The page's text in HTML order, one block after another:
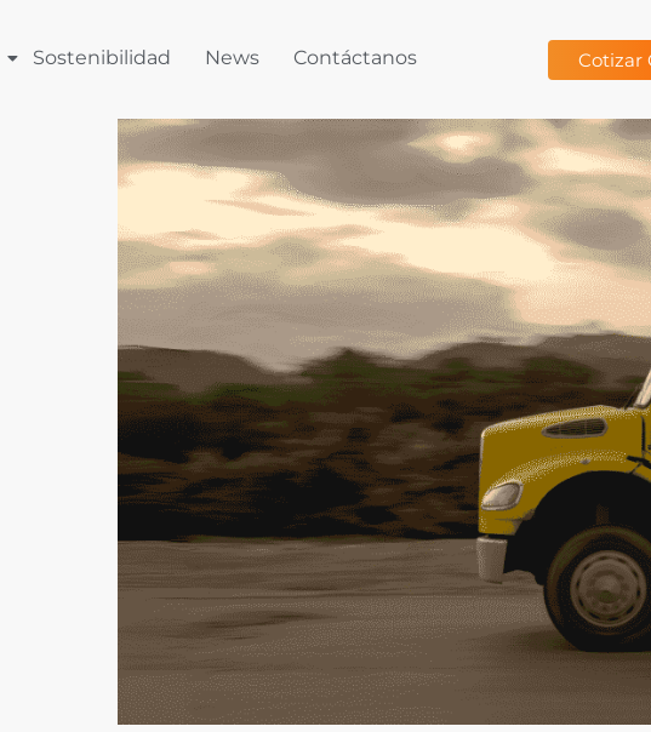
Sostenibilidad News Contáctanos Cotizar